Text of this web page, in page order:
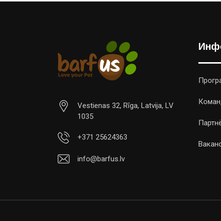
Vestienas 32, Rīga, Latvija, LV
1035
+371 25624363
info@barfus.lv